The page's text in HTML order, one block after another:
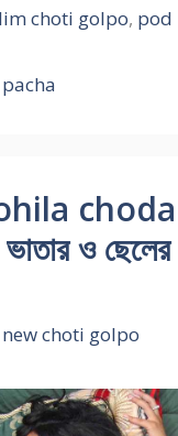
choti golpo, pod
choda
ও
new choti golpo